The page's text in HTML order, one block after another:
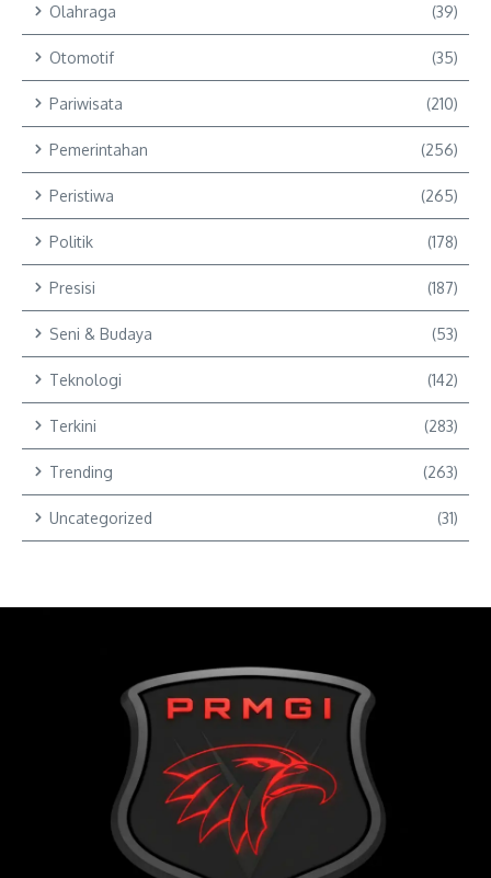
Olahraga (39)
Otomotif (35)
Pariwisata (210)
Pemerintahan (256)
Peristiwa (265)
Politik (178)
Presisi (187)
Seni & Budaya (53)
Teknologi (142)
Terkini (283)
Trending (263)
Uncategorized (31)